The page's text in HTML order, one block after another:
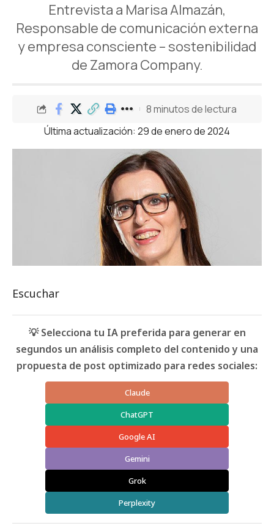
Entrevista a Marisa Almazán,
Responsable de comunicación externa
y empresa consciente – sostenibilidad
de Zamora Company.
Última actualización: 29 de enero de 2024
8 minutos de lectura
Escuchar
💡 Selecciona tu IA preferida para generar en
segundos un análisis completo del contenido y una
propuesta de post optimizado para redes sociales:
Claude
ChatGPT
Google AI
Gemini
Grok
Perplexity